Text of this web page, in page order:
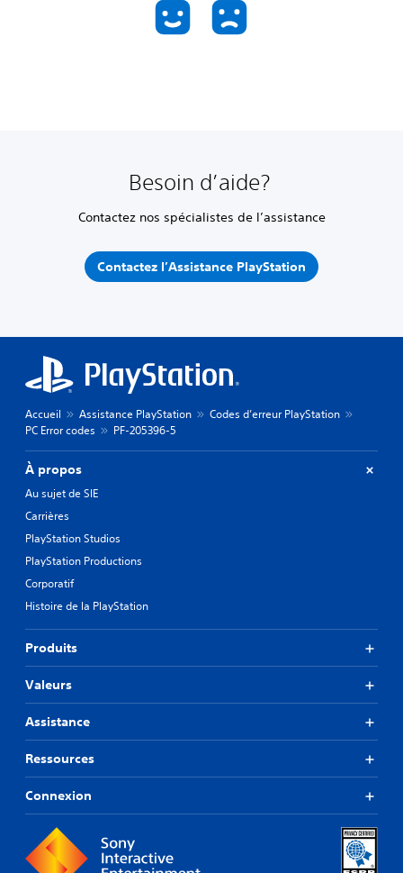
Besoin d’aide?
Contactez nos spécialistes de l’assistance
Contactez l’Assistance PlayStation
Accueil Assistance PlayStation
Codes d’erreur PlayStation
PC Error codes
PF-205396-5
À propos
Au sujet de SIE
Carrières
PlayStation Studios
PlayStation Productions
Corporatif
Histoire de la PlayStation
Produits
Valeurs
Assistance
Ressources
Connexion